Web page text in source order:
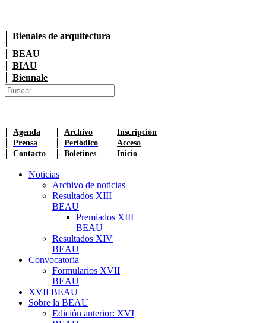
Bienales de arquitectura
BEAU
BIAU
Biennale
Agenda Archivo
Inscripción
Prensa
Periódico
Acceso
Contacto
Boletines Inicio
Noticias
Archivo de noticias
Resultados XIII
BEAU
Premiados XIII
BEAU
Resultados XIV
BEAU
Convocatoria
Formularios XVII
BEAU
XVII BEAU
Sobre la BEAU
Edición anterior: XVI